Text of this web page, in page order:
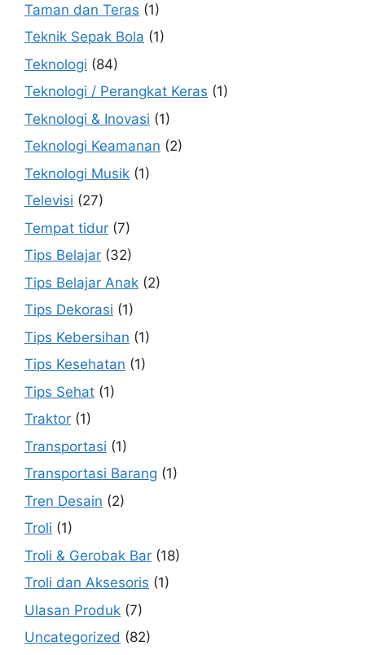
Taman dan Teras (1)
Teknik Sepak Bola (1)
Teknologi (84)
Teknologi / Perangkat Keras (1)
Teknologi & Inovasi (1)
Teknologi Keamanan (2)
Teknologi Musik (1)
Televisi (27)
Tempat tidur (7)
Tips Belajar (32)
Tips Belajar Anak (2)
Tips Dekorasi (1)
Tips Kebersihan (1)
Tips Kesehatan (1)
Tips Sehat (1)
Traktor (1)
Transportasi (1)
Transportasi Barang (1)
Tren Desain (2)
Troli (1)
Troli & Gerobak Bar (18)
Troli dan Aksesoris (1)
Ulasan Produk (7)
Uncategorized (82)